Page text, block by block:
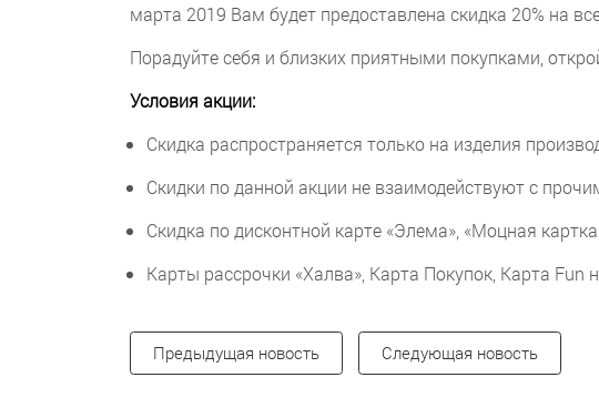
марта 2019 Вам будет предоставлена скидка 20% на
Порадуйте себя и близких приятными покупками,
Условия акции:
Скидка распространяется только на изделия
Скидки по данной акции не взаимодействуют с
Скидка по дисконтной карте «Элема», «Моцная
Карты рассрочки «Халва», Карта Покупок, Карта Fun
Предыдущая новость Следующая новость